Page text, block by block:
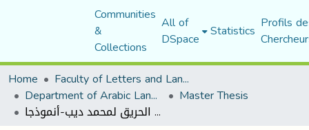
Communities
&
Collections
All of
DSpace Statistics Profils
Home
Faculty of Letters and Languages
Department of Arabic Language and Literature Master Thesis
صورة المرأة الجزائرية في الرواية المترجمة رواية الحريق لمحمد ديب-أنموذجا-